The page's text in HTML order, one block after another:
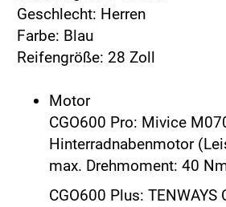
Geschlecht: Herren
Farbe: Blau
Reifengröße: 28 Zoll
Motor
CGO600 Pro: Mivice
Hinterradnabenmotor
max. Drehmoment: 40
CGO600 Plus: